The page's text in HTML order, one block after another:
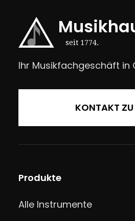
seit 1774.
Ihr Musikfachgeschäft in
KONTAKT ZU
Produkte
Alle Instrumente